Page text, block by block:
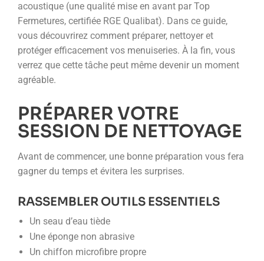
acoustique (une qualité mise en avant par Top
Fermetures, certifiée RGE Qualibat). Dans ce guide,
vous découvrirez comment préparer, nettoyer et
protéger efficacement vos menuiseries. À la fin, vous
verrez que cette tâche peut même devenir un moment
agréable.
PRÉPARER VOTRE
SESSION DE NETTOYAGE
Avant de commencer, une bonne préparation vous fera
gagner du temps et évitera les surprises.
RASSEMBLER OUTILS ESSENTIELS
Un seau d’eau tiède
Une éponge non abrasive
Un chiffon microfibre propre